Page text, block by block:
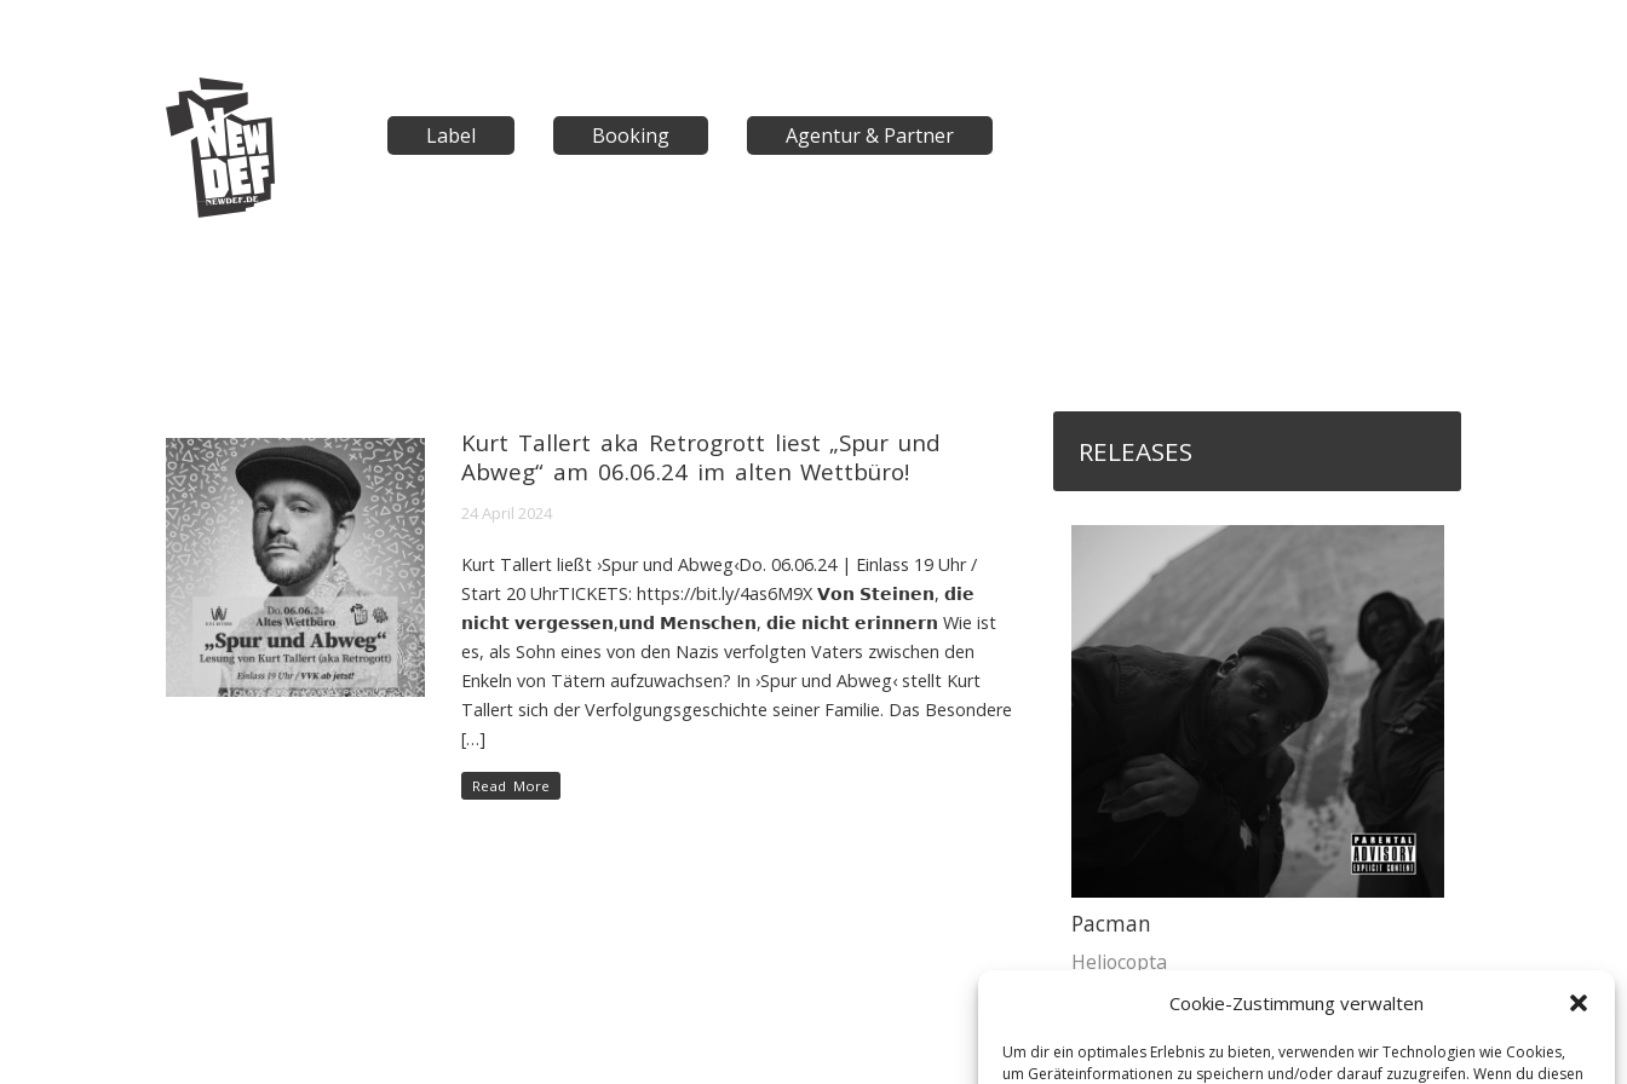
Cookie-Zustimmung verwalten
Um dir ein optimales Erlebnis zu bieten, verwenden wir Technologien wie Cookies,
um Geräteinformationen zu speichern und/oder darauf zuzugreifen. Wenn du diesen
Label Booking Agentur & Partner
Kurt Tallert aka Retrogrott liest „Spur und
Abweg“ am 06.06.24 im alten Wettbüro!
24 April 2024
Kurt Tallert ließt ›Spur und Abweg‹Do. 06.06.24 | Einlass 19 Uhr /
Start 20 UhrTICKETS: https://bit.ly/4as6M9X 𝗩𝗼𝗻 𝗦𝘁𝗲𝗶𝗻𝗲𝗻, 𝗱𝗶𝗲
𝗻𝗶𝗰𝗵𝘁 𝘃𝗲𝗿𝗴𝗲𝘀𝘀𝗲𝗻,𝘂𝗻𝗱 𝗠𝗲𝗻𝘀𝗰𝗵𝗲𝗻, 𝗱𝗶𝗲 𝗻𝗶𝗰𝗵𝘁 𝗲𝗿𝗶𝗻𝗻𝗲𝗿𝗻 Wie ist
es, als Sohn eines von den Nazis verfolgten Vaters zwischen den
Enkeln von Tätern aufzuwachsen? In ›Spur und Abweg‹ stellt Kurt
Tallert sich der Verfolgungsgeschichte seiner Familie. Das Besondere
[…]
Read More
RELEASES
Pacman
Heliocopta